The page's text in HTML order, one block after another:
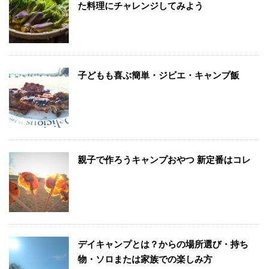
た料理にチャレンジしてみよう
子どもも喜ぶ簡単・ジビエ・キャンプ飯
親子で作ろうキャンプおやつ 新定番はコレ
デイキャンプとは？からの場所選び・持ち
物・ソロまたは家族での楽しみ方